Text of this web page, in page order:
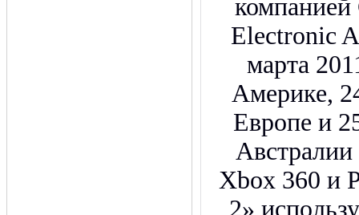
Electronic
марта
Америке,
Европе и
Xbox 360 и
2»